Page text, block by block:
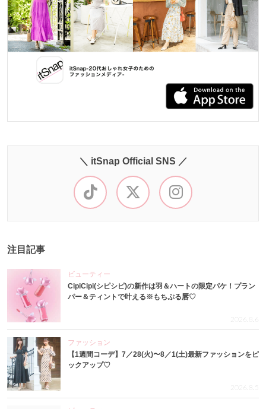
＼ itSnap Official SNS ／
注目記事
ビューティー
CipiCipi(シピシピ)の新作は羽＆ハートの限定パケ！プラン
パー＆ティントで叶える※もちぷる唇♡
2026.8.6
ファッション
【1週間コーデ】7／28(火)〜8／1(土)最新ファッションをピ
ックアップ♡
2026.8.5